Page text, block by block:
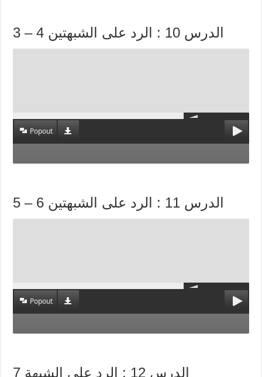
الدرس 10 : الرد على الشبهتين 4 – 3
Popout
الدرس 11 : الرد على الشبهتين 6 – 5
Popout
الدرس 12 : الرد على الشبهة 7